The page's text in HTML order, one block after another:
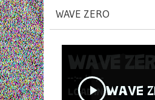
WAVE ZERO